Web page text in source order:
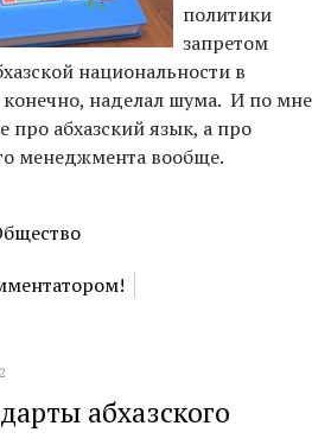
политики
запретом
национальности в
конечно, наделал шума. И по мне
про абхазский язык, а про
менеджмента вообще.
абхазского